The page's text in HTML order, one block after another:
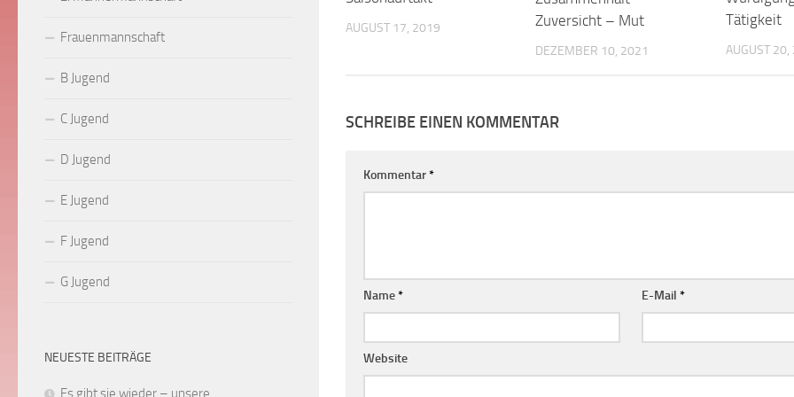
AUGUST 17, 2019
Zuversicht – Mut
DEZEMBER 10, 2021
Tätigkeit
AUGUST
SCHREIBE EINEN KOMMENTAR
Kommentar*
Name* E-Mail*
Website
Frauenmannschaft
B Jugend
C Jugend
D Jugend
E Jugend
F Jugend
G Jugend
NEUESTE BEITRÄGE
Es gibt sie wieder – unsere